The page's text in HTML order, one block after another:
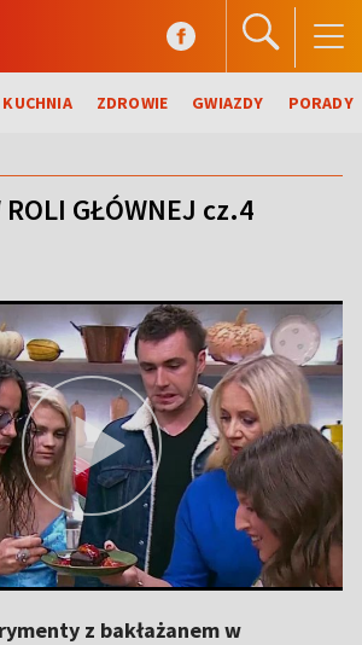
KUCHNIA ZDROWIE GWIAZDY PORADY
ROLI GŁÓWNEJ cz.4
z bakłażanem w